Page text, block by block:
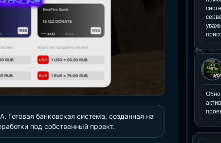
Готовая банковская система, созданная на
под собственный проект.